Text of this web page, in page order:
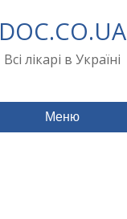
DOC.CO.UA
Всі лікарі в Україні
Меню